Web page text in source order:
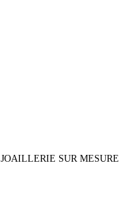
JOAILLERIE SUR MESURE